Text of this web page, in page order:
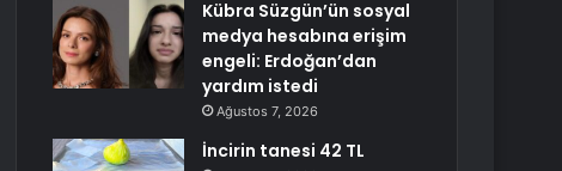
Kübra Süzgün’ün sosyal
medya hesabına erişim
engeli: Erdoğan’dan
yardım istedi
Ağustos 7, 2026
İncirin tanesi 42 TL